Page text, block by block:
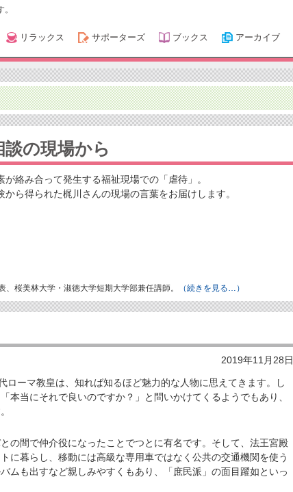
リラックス サポーターズ ブックス アーカイブ
の現場から
が絡み合って発生する福祉現場での「虐待」。
から得られた梶川さんの現場の言葉をお届けします。
桜美林大学・淑徳大学短期大学部兼任講師。 （続きを見る…）
2019年11月28日
ーマ教皇は、知れば知るほど魅力的な人物に思えてきます。し
本当にそれで良いのですか？」と問いかけてくるようでもあり、
の間で仲介役になったことでつとに有名です。そして、法王宮殿
に暮らし、移動には高級な専用車ではなく公共の交通機関を使う
ムも出すなど親しみやすくもあり、「庶民派」の面目躍如といっ